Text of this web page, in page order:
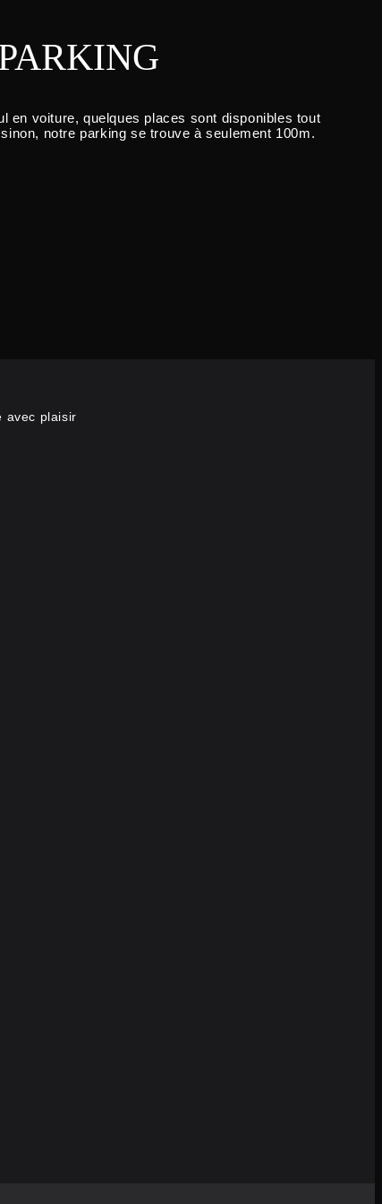
en voiture, quelques places sont disponibles tout
notre parking se trouve à seulement 100m.
avec plaisir